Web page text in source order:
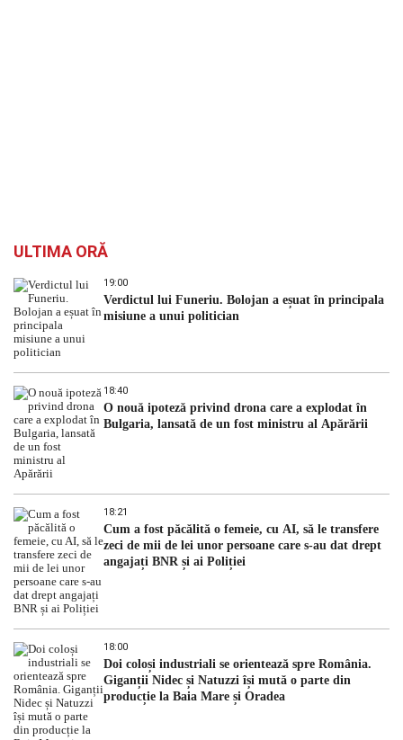
ULTIMA ORĂ
19:00
Verdictul lui Funeriu. Bolojan a eșuat în principala
misiune a unui politician
18:40
O nouă ipoteză privind drona care a explodat în
Bulgaria, lansată de un fost ministru al Apărării
18:21
Cum a fost păcălită o femeie, cu AI, să le transfere
zeci de mii de lei unor persoane care s-au dat drept
angajați BNR și ai Poliției
18:00
Doi coloși industriali se orientează spre România.
Giganții Nidec și Natuzzi își mută o parte din
producție la Baia Mare și Oradea